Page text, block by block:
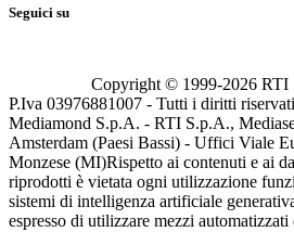
Seguici su
Copyright © 1999-2026 RTI
P.Iva 03976881007 - Tutti i diritti
Mediamond S.p.A. - RTI S.p.A.,
Amsterdam (Paesi Bassi) - Uffici Viale
Monzese (MI)Rispetto ai contenuti e ai
riprodotti è vietata ogni utilizzazione
sistemi di intelligenza artificiale
espresso di utilizzare mezzi automatizzati